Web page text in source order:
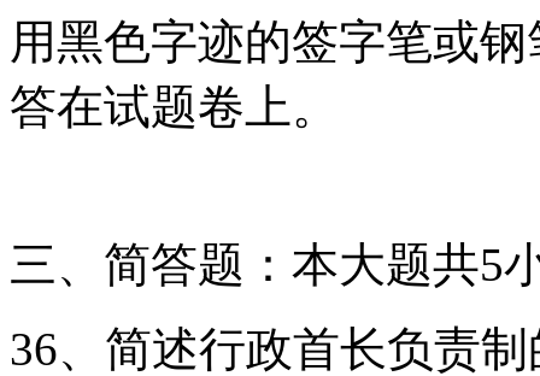
用黑色字迹的签字笔或
答在试题卷上。
三、简答题：本大题共5
36、简述行政首长负责